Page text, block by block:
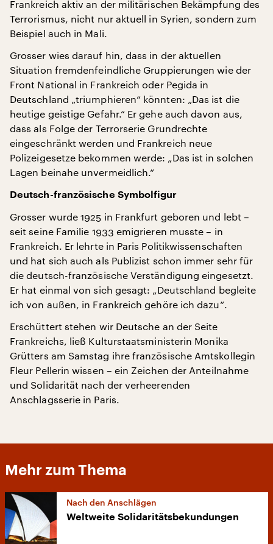
Frankreich aktiv an der militärischen Bekämpfung des
Terrorismus, nicht nur aktuell in Syrien, sondern zum
Beispiel auch in Mali.
Grosser wies darauf hin, dass in der aktuellen
Situation fremdenfeindliche Gruppierungen wie der
Front National in Frankreich oder Pegida in
Deutschland „triumphieren“ könnten: „Das ist die
heutige geistige Gefahr.“ Er gehe auch davon aus,
dass als Folge der Terrorserie Grundrechte
eingeschränkt werden und Frankreich neue
Polizeigesetze bekommen werde: „Das ist in solchen
Lagen beinahe unvermeidlich.“
Deutsch-französische Symbolfigur
Grosser wurde 1925 in Frankfurt geboren und lebt –
seit seine Familie 1933 emigrieren musste – in
Frankreich. Er lehrte in Paris Politikwissenschaften
und hat sich auch als Publizist schon immer sehr für
die deutsch-französische Verständigung eingesetzt.
Er hat einmal von sich gesagt: „Deutschland begleite
ich von außen, in Frankreich gehöre ich dazu“.
Erschüttert stehen wir Deutsche an der Seite
Frankreichs, ließ Kulturstaatsministerin Monika
Grütters am Samstag ihre französische Amtskollegin
Fleur Pellerin wissen – ein Zeichen der Anteilnahme
und Solidarität nach der verheerenden
Anschlagsserie in Paris.
Mehr zum Thema
Nach den Anschlägen
Weltweite Solidaritätsbekundungen